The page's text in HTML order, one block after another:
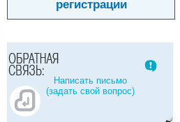
регистрации
Написать письмо
(задать свой вопрос)